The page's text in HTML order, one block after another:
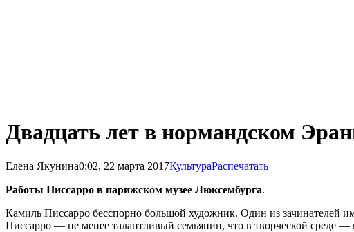
Двадцать лет в нормандском
Елена Якунина0:02, 22 марта 2017КультураРаспечатать
Работы Писсарро в парижском музее Люксембурга.
Камиль Писсарро бесспорно большой художник. Один из зачинателей
Писсарро — не менее талантливый семьянин, что в творческой среде